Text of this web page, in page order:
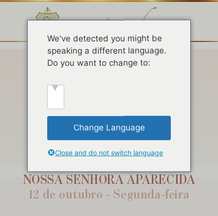
FERIADO
NOSSA SENHORA APARECIDA
12 de outubro - Segunda-feira
We've detected you might be
speaking a different language.
Do you want to change to:
Change Language
Close and do not switch language